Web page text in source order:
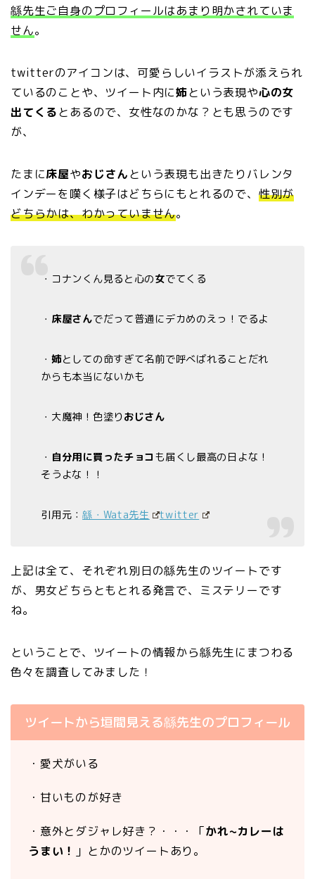
緜先生ご自身のプロフィールはあまり明かされていま
せん。
twitterのアイコンは、可愛らしいイラストが添えられ
ているのことや、ツイート内に姉という表現や心の女
出てくるとあるので、女性なのかな？とも思うのです
が、
たまに床屋やおじさんという表現も出きたりバレンタ
インデーを嘆く様子はどちらにもとれるので、 性別が
どちらかは、わかっていません。
・コナンくん見ると心の女でてくる
・ 床屋さんでだって普通にデカめのえっ！でるよ
・ 姉としての命すぎて名前で呼べばれることだれ
からも本当にないかも
・大魔神！色塗りおじさん
・ 自分用に買ったチョコ も届くし最高の日よな！
そうよな！！
引用元：緜・Wata先生 twitter
上記は全て、それぞれ別日の緜先生のツイートです
が、男女どちらともとれる発言で、ミステリーです
ね。
ということで、ツイートの情報から緜先生にまつわる
色々を調査してみました！
ツイートから垣間見える緜先生のプロフィール
・愛犬がいる
・甘いものが好き
・意外とダジャレ好き？・・・「かれ~カレーは
うまい！ 」とかのツイートあり。